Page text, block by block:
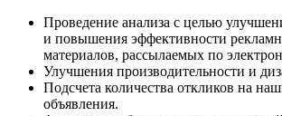
Проведение анализа с целью
и повышения эффективности
материалов, рассылаемых по
Улучшения производительности и
Подсчета количества откликов на
объявления.